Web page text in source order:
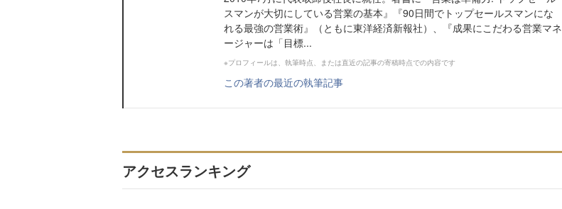
スマンが大切にしている営業の基本』『90日間でトップセールスマンにな
れる最強の営業術』（ともに東洋経済新報社）、『成果にこだわる営業マネ
ージャーは「目標...
※プロフィールは、執筆時点、または直近の記事の寄稿時点での内容です
この著者の最近の執筆記事
アクセスランキング